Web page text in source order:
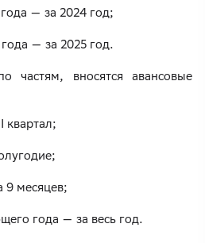
— за 2024 год;
— за 2025 год.
частям, вносятся авансовые
квартал;
9 месяцев;
года — за весь год.